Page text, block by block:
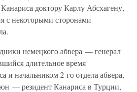
доктору Карлу Абсхагену,
с некоторыми сторонами
немецкого абвера — генерал
длительное время
и начальником 2-го отдела абвера,
— резидент Канариса в Турции,